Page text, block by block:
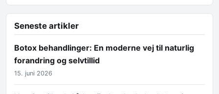
Seneste artikler
Botox behandlinger: En moderne vej til naturlig
forandring og selvtillid
15. juni 2026